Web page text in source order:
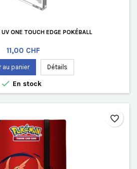
ONE TOUCH EDGE POKÉBALL
Prix
11,00 CHF
au panier Détails
 En stock
favorite_border